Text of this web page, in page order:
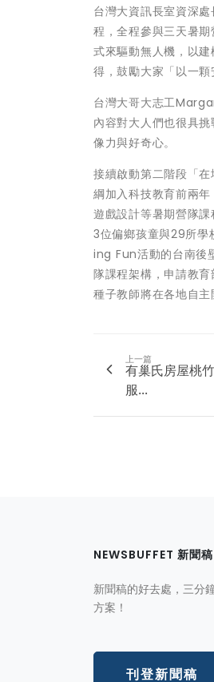
台灣大資訊長室資深
程，全程參與三天暑
式來驅動無人機，以
得，鼓勵大家「以一顆
台灣大哥大志工
內容對大人們也很具
像力與好奇心。
接續啟動第二階段「
綱加入科技教育前兩
遊戲設計等暑期營隊
3位偏鄉孩童與29所學
ing Fun活動的台南後
隊課程架構，申請教
種子教師將在各地自
上一篇
有巢氏房屋桃
服...
NEWSBUFFET 新聞
新聞稿的好去處，三分
方案！
刊登新聞稿